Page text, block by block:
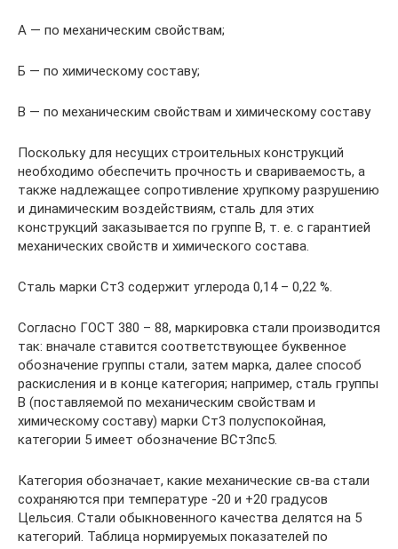
А — по механическим свойствам;
Б — по химическому составу;
В — по механическим свойствам и химическому составу
Поскольку для несущих строительных конструкций
необходимо обеспечить прочность и свариваемость, а
также надлежащее сопротивление хрупкому разрушению
и динамическим воздействиям, сталь для этих
конструкций заказывается по группе В, т. е. с гарантией
механических свойств и химического состава.
Сталь марки Ст3 содержит углерода 0,14 – 0,22 %.
Согласно ГОСТ 380 – 88, маркировка стали производится
так: вначале ставится соответствующее буквенное
обозначение группы стали, затем марка, далее способ
раскисления и в конце категория; например, сталь группы
В (поставляемой по механическим свойствам и
химическому составу) марки Ст3 полуспокойная,
категории 5 имеет обозначение ВСт3пс5.
Категория обозначает, какие механические св-ва стали
сохраняются при температуре -20 и +20 градусов
Цельсия. Стали обыкновенного качества делятся на 5
категорий. Таблица нормируемых показателей по